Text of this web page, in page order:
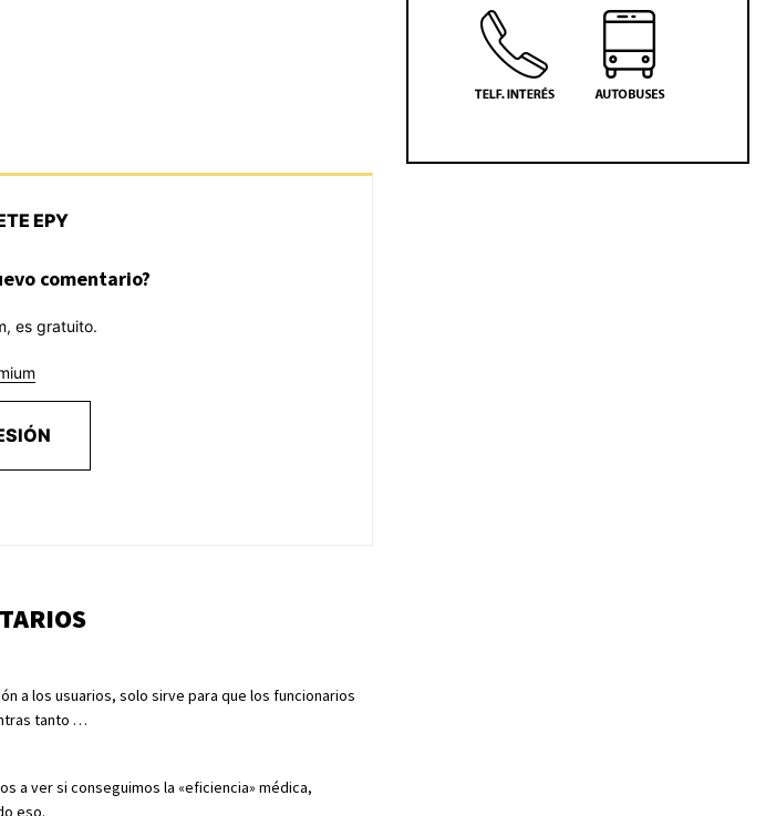
EPY
comentario?
es gratuito.
a los usuarios, solo sirve para que los funcionarios
tanto …
a ver si conseguimos la «eficiencia» médica,
eso.